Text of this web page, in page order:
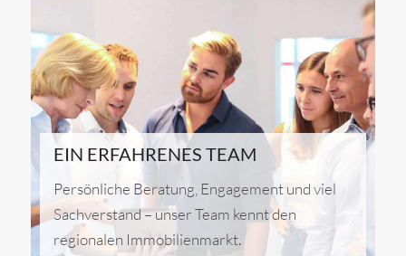
EIN ERFAHRENES TEAM
Persönliche Beratung, Engagement und viel
Sachverstand – unser Team kennt den
regionalen Immobilienmarkt.